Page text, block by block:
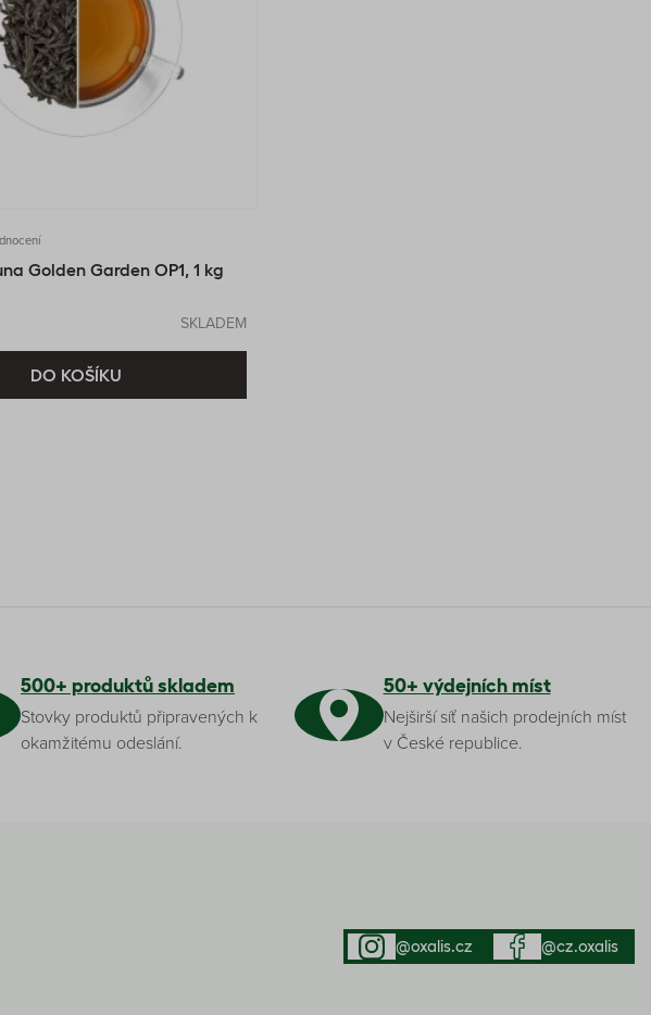
Golden Garden OP1, 1 kg
SKLADEM
DO KOŠÍKU
500+ produktů skladem
Stovky produktů připravených k
okamžitému odeslání.
50+ výdejních míst
Nejširší síť našich prodejních míst
v České republice.
@oxalis.cz @cz.oxalis